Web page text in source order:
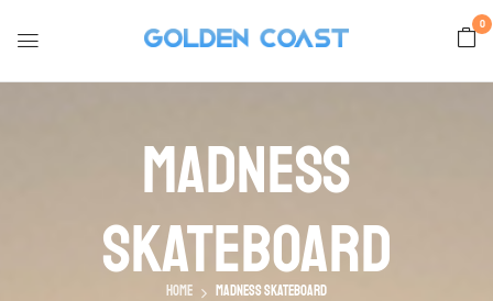
0
Madness
Skateboard
Home Madness Skateboard